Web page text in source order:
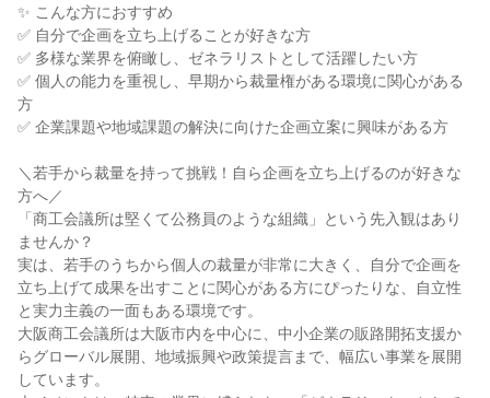
✨ こんな方におすすめ
✅ 自分で企画を立ち上げることが好きな方
✅ 多様な業界を俯瞰し、ゼネラリストとして活躍したい方
✅ 個人の能力を重視し、早期から裁量権がある環境に関心がある
方
✅ 企業課題や地域課題の解決に向けた企画立案に興味がある方
＼若手から裁量を持って挑戦！自ら企画を立ち上げるのが好きな
方へ／
「商工会議所は堅くて公務員のような組織」という先入観はあり
ませんか？
実は、若手のうちから個人の裁量が非常に大きく、自分で企画を
立ち上げて成果を出すことに関心がある方にぴったりな、自立性
と実力主義の一面もある環境です。
大阪商工会議所は大阪市内を中心に、中小企業の販路開拓支援か
らグローバル展開、地域振興や政策提言まで、幅広い事業を展開
しています。